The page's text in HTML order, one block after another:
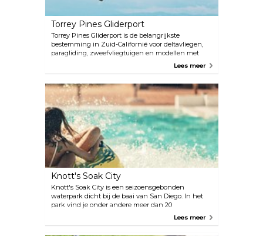
Torrey Pines Gliderport
Torrey Pines Gliderport is de belangrijkste
bestemming in Zuid-Californië voor deltavliegen,
paragliding, zweefvliegtuigen en modellen met
opwinding van het vliegen ervaren.
Lees meer
Knott's Soak City
Knott's Soak City is een seizoensgebonden
waterpark dicht bij de baai van San Diego. In het
park vind je onder andere meer dan 20
waterglijbanen, een lazy river en een gigantisch
Lees meer